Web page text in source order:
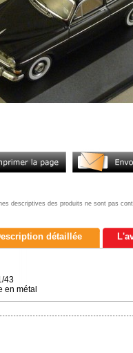
descriptives des produits ne sont pas
détaillée
43
en métal